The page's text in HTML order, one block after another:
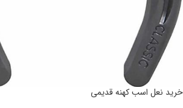
خرید نعل اسب کهنه قدیمی